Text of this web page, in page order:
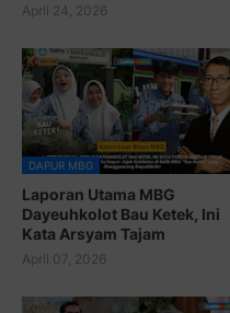
April 24, 2026
DAPUR MBG
Laporan Utama MBG
Dayeuhkolot Bau Ketek, Ini
Kata Arsyam Tajam
April 07, 2026